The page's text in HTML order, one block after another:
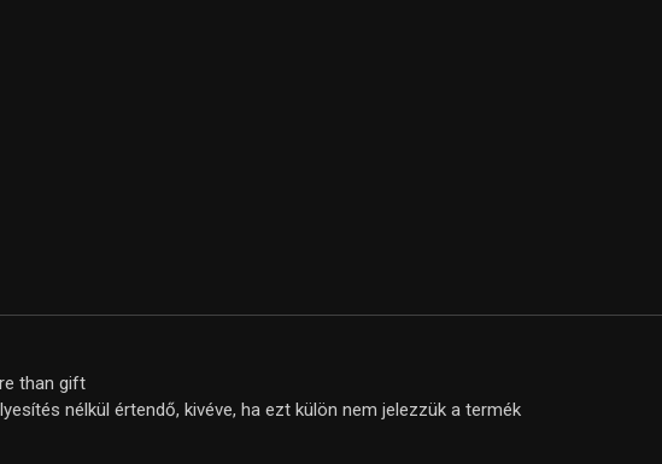
than gift
nélkül értendő, kivéve, ha ezt külön nem jelezzük a termék